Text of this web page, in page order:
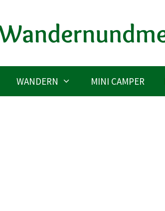
WANDERN MINI CAMPER